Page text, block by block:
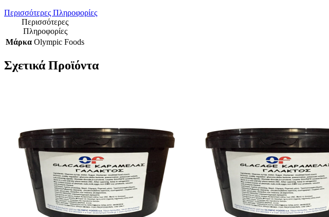
Περισσότερες Πληροφορίες
Περισσότερες
Πληροφορίες
Μάρκα Olympic Foods
Σχετικά Προϊόντα